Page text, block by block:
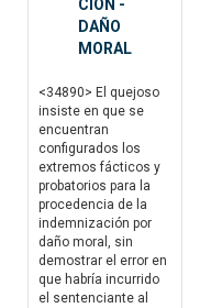
CION -
DAÑO
MORAL
<34890> El quejoso
insiste en que se
encuentran
configurados los
extremos fácticos y
probatorios para la
procedencia de la
indemnización por
daño moral, sin
demostrar el error en
que habría incurrido
el sentenciante al